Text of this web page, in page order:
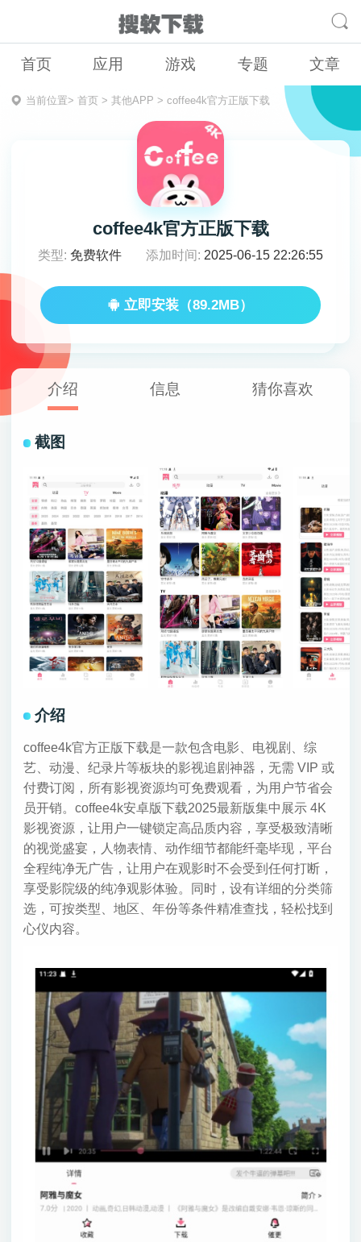
首页 应用 游戏 专题 文章
当前位置> 首页> 其他APP > coffee4k官方正版下载
coffee4k官方正版下载
类型: 免费软件 添加时间: 2025-06-15 22:26:55
立即安装（89.2MB）
介绍 信息 猜你喜欢
截图
介绍
coffee4k官方正版下载是一款包含电影、电视剧、综
艺、动漫、纪录片等板块的影视追剧神器，无需 VIP 或
付费订阅，所有影视资源均可免费观看，为用户节省会
员开销。coffee4k安卓版下载2025最新版集中展示 4K
影视资源，让用户一键锁定高品质内容，享受极致清晰
的视觉盛宴，人物表情、动作细节都能纤毫毕现，平台
全程纯净无广告，让用户在观影时不会受到任何打断，
享受影院级的纯净观影体验。同时，设有详细的分类筛
选，可按类型、地区、年份等条件精准查找，轻松找到
心仪内容。